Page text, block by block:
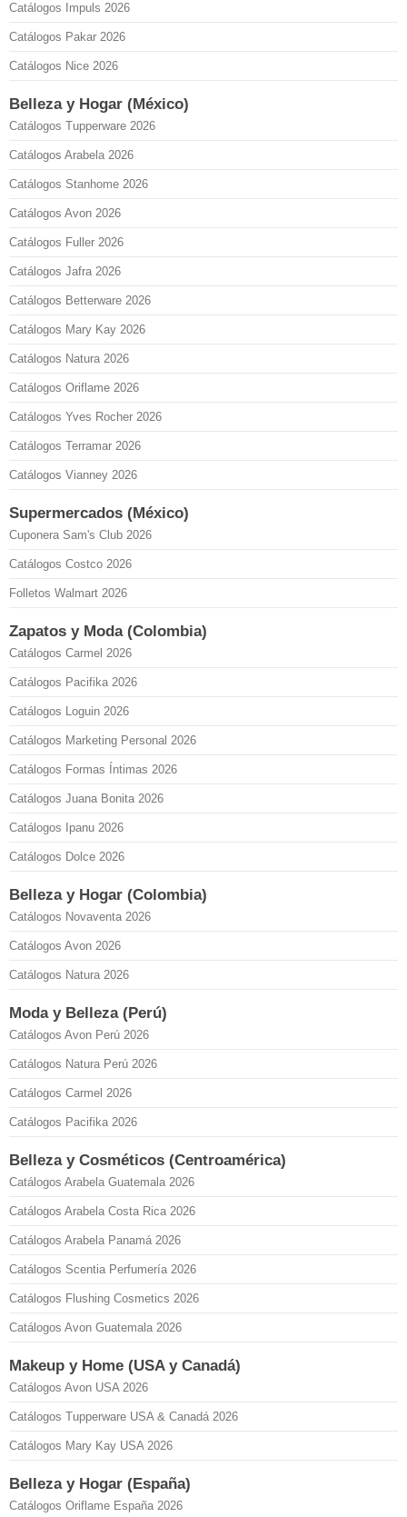
Catálogos Impuls 2026
Catálogos Pakar 2026
Catálogos Nice 2026
Belleza y Hogar (México)
Catálogos Tupperware 2026
Catálogos Arabela 2026
Catálogos Stanhome 2026
Catálogos Avon 2026
Catálogos Fuller 2026
Catálogos Jafra 2026
Catálogos Betterware 2026
Catálogos Mary Kay 2026
Catálogos Natura 2026
Catálogos Oriflame 2026
Catálogos Yves Rocher 2026
Catálogos Terramar 2026
Catálogos Vianney 2026
Supermercados (México)
Cuponera Sam's Club 2026
Catálogos Costco 2026
Folletos Walmart 2026
Zapatos y Moda (Colombia)
Catálogos Carmel 2026
Catálogos Pacifika 2026
Catálogos Loguin 2026
Catálogos Marketing Personal 2026
Catálogos Formas Íntimas 2026
Catálogos Juana Bonita 2026
Catálogos Ipanu 2026
Catálogos Dolce 2026
Belleza y Hogar (Colombia)
Catálogos Novaventa 2026
Catálogos Avon 2026
Catálogos Natura 2026
Moda y Belleza (Perú)
Catálogos Avon Perú 2026
Catálogos Natura Perú 2026
Catálogos Carmel 2026
Catálogos Pacifika 2026
Belleza y Cosméticos (Centroamérica)
Catálogos Arabela Guatemala 2026
Catálogos Arabela Costa Rica 2026
Catálogos Arabela Panamá 2026
Catálogos Scentia Perfumería 2026
Catálogos Flushing Cosmetics 2026
Catálogos Avon Guatemala 2026
Makeup y Home (USA y Canadá)
Catálogos Avon USA 2026
Catálogos Tupperware USA & Canadá 2026
Catálogos Mary Kay USA 2026
Belleza y Hogar (España)
Catálogos Oriflame España 2026